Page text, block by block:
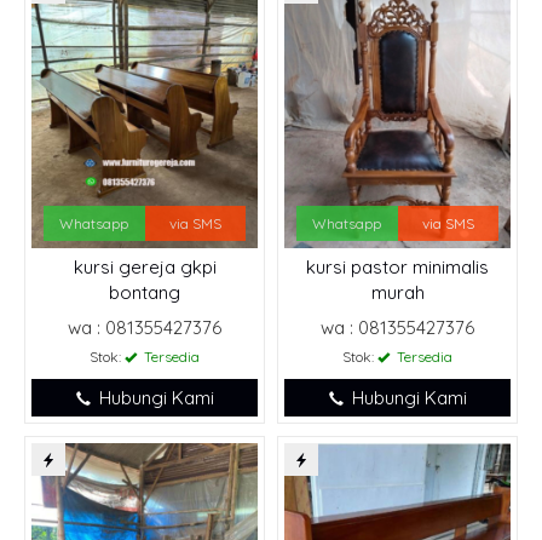
Whatsapp via SMS
kursi gereja gkpi
bontang
wa : 081355427376
Stok: Tersedia
Hubungi Kami
Whatsapp via SMS
kursi pastor minimalis
murah
wa : 081355427376
Stok: Tersedia
Hubungi Kami